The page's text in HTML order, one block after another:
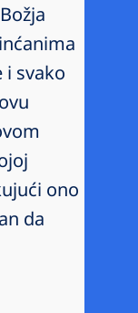
i svako
ono
da